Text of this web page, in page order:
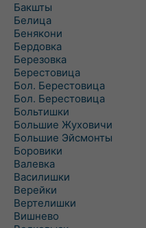
Бакшты
Белица
Бенякони
Бердовка
Березовка
Берестовица
Бол. Берестовица
Бол. Берестовица
Больтишки
Большие Жуховичи
Большие Эйсмонты
Боровики
Валевка
Василишки
Верейки
Вертелишки
Вишнево